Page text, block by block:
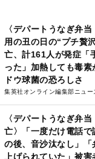
〈デパートうなぎ弁
用の丑の日の“プチ贅
亡、計161人が発症「
った」加熱しても毒
ドウ球菌の恐ろしさ
集英社オンライン編集部ニュー
〈デパートうなぎ弁
亡〉「一度だけ電話
の後、音沙汰なし」
上げられていた」被害